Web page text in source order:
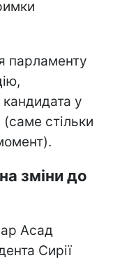
парламенту
у
стільки
зміни до
Асад
Сирії